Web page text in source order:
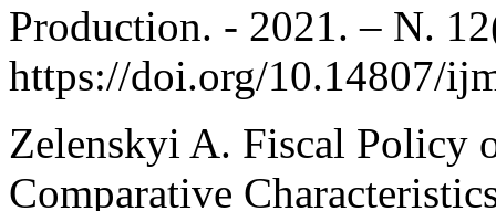
Production. - 2021. – N.
https://doi.org/10.14807/
Zelenskyi A. Fiscal Policy
Comparative